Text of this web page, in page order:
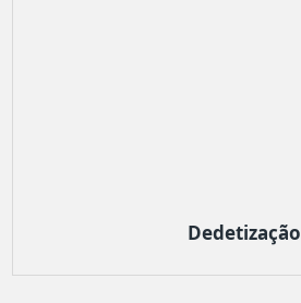
Dedetização